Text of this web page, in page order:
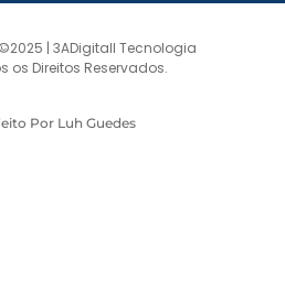
| 3ADigitall Tecnologia
os Direitos Reservados.
Por Luh Guedes